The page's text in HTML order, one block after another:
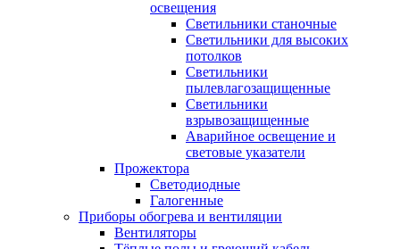
освещения
Светильники станочные
Светильники для высоких
потолков
Светильники
пылевлагозащищенные
Светильники
взрывозащищенные
Аварийное освещение и
световые указатели
Прожектора
Светодиодные
Галогенные
Приборы обогрева и вентиляции
Вентиляторы